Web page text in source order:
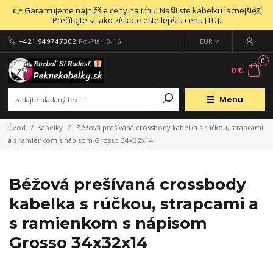
👉 Garantujeme najnižšie ceny na trhu! Našli ste kabelku lacnejšie?
Prečítajte si, ako získate ešte lepšiu cenu [TU].
Menu
EUR
+421 949747302 Po-Pia 10-16
0
0 €
Úvod Kabelky
Béžová prešívaná crossbody kabelka s rúčkou, strapcami
a s ramienkom s nápisom Grosso 34x32x14
Béžová prešívaná crossbody
kabelka s rúčkou, strapcami a
s ramienkom s nápisom
Grosso 34x32x14